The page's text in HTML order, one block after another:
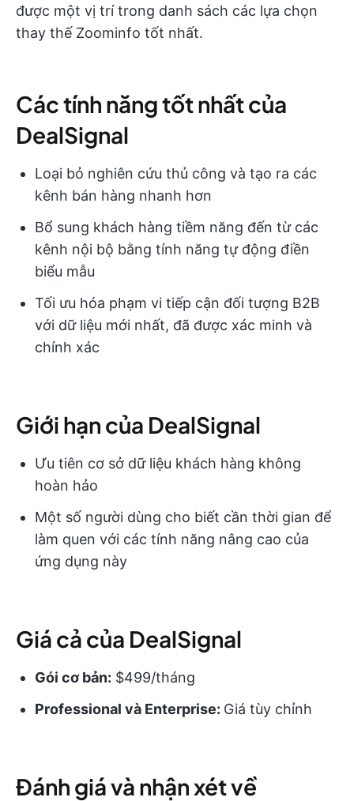
được một vị trí trong danh sách các lựa chọn
thay thế Zoominfo tốt nhất.
Các tính năng tốt nhất của
DealSignal
Loại bỏ nghiên cứu thủ công và tạo ra các
kênh bán hàng nhanh hơn
Bổ sung khách hàng tiềm năng đến từ các
kênh nội bộ bằng tính năng tự động điền
biểu mẫu
Tối ưu hóa phạm vi tiếp cận đối tượng B2B
với dữ liệu mới nhất, đã được xác minh và
chính xác
Giới hạn của DealSignal
Ưu tiên cơ sở dữ liệu khách hàng không
hoàn hảo
Một số người dùng cho biết cần thời gian để
làm quen với các tính năng nâng cao của
ứng dụng này
Giá cả của DealSignal
Gói cơ bản: $499/tháng
Professional và Enterprise: Giá tùy chỉnh
Đánh giá và nhận xét về